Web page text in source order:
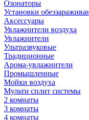
Озонаторы
Установки
Аксессуары
Увлажнители воздуха
Увлажнители
Ультразвуковые
Традиционные
Арома-увлажнители
Промышленные
Мойки воздуха
Мульти сплит системы
2 комнаты
3 комнаты
4 комнаты